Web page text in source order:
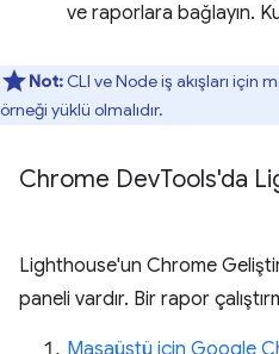
ve raporlara bağlayın.
Not: CLI ve Node iş akışları
örneği yüklü olmalıdır.
Chrome DevTools'da
Lighthouse'un Chrome
paneli vardır. Bir rapor
Masaüstü için Google